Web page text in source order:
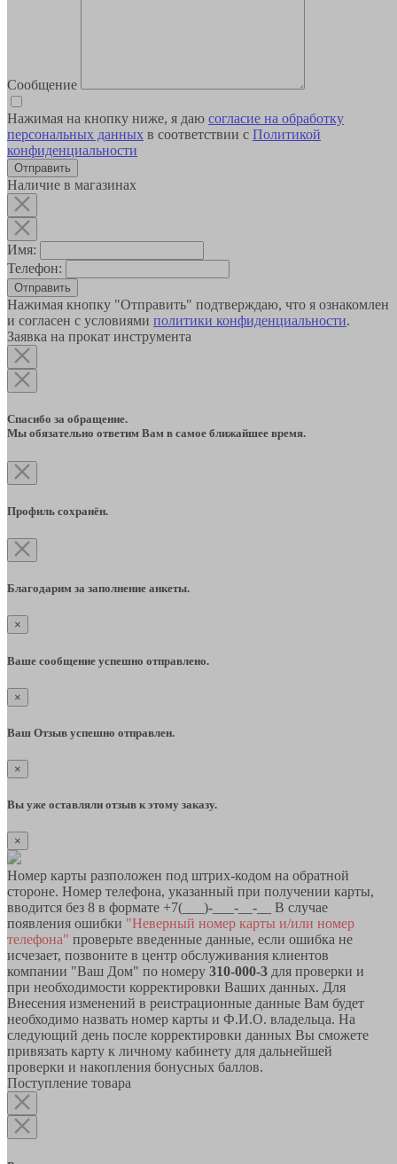
Сообщение
Нажимая на кнопку ниже, я даю согласие на обработку
персональных данных в соответствии с Политикой
конфиденциальности
Наличие в магазинах
Имя:
Телефон:
Отправить
Нажимая кнопку "Отправить" подтверждаю, что я ознакомлен
и согласен с условиями политики конфиденциальности.
Заявка на прокат инструмента
Спасибо за обращение.
Мы обязательно ответим Вам в самое ближайшее время.
Профиль сохранён.
Благодарим за заполнение анкеты.
×
Ваше сообщение успешно отправлено.
×
Ваш Отзыв успешно отправлен.
×
Вы уже оставляли отзыв к этому заказу.
×
Номер карты разположен под штрих-кодом на обратной
стороне. Номер телефона, указанный при получении карты,
вводится без 8 в формате +7(___)-___-__-__ В случае
появления ошибки "Неверный номер карты и/или номер
телефона" проверьте введенные данные, если ошибка не
исчезает, позвоните в центр обслуживания клиентов
компании "Ваш Дом" по номеру 310-000-3 для проверки и
при необходимости корректировки Ваших данных. Для
Внесения изменений в реистрационные данные Вам будет
необходимо назвать номер карты и Ф.И.О. владельца. На
следующий день после корректировки данных Вы сможете
привязать карту к личному кабинету для дальнейшей
проверки и накопления бонусных баллов.
Поступление товара